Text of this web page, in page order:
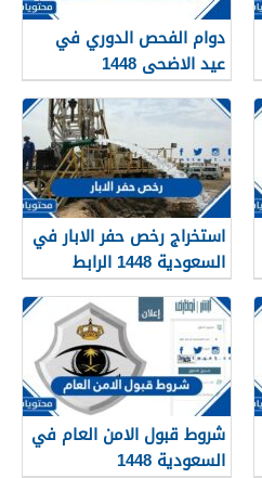
دوام الفحص الدوري في
عيد الاضحى 1448
استخراج رخص حفر الابار في
السعودية 1448 الرابط
والشروط بالتفصيل
شروط قبول الامن العام في
السعودية 1448